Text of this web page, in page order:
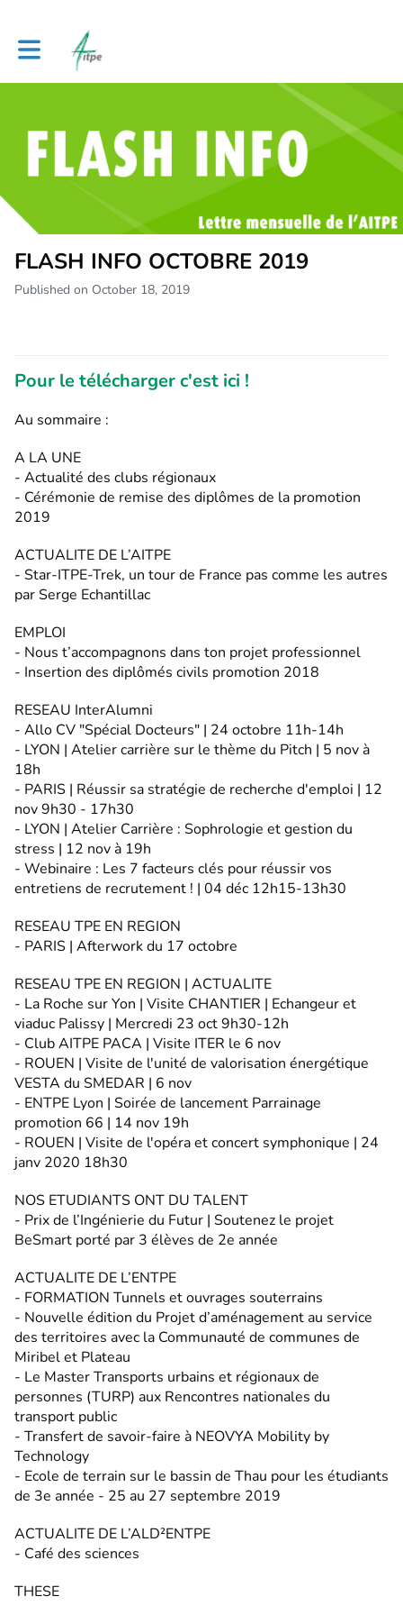
Toggle main navigation
FLASH INFO OCTOBRE 2019
Published on October 18, 2019
Pour le télécharger c'est ici !
Au sommaire :
A LA UNE
- Actualité des clubs régionaux
- Cérémonie de remise des diplômes de la promotion
2019
ACTUALITE DE L’AITPE
- Star-ITPE-Trek, un tour de France pas comme les autres
par Serge Echantillac
EMPLOI
- Nous t’accompagnons dans ton projet professionnel
- Insertion des diplômés civils promotion 2018
RESEAU InterAlumni
- Allo CV "Spécial Docteurs" | 24 octobre 11h-14h
- LYON | Atelier carrière sur le thème du Pitch | 5 nov à
18h
- PARIS | Réussir sa stratégie de recherche d'emploi | 12
nov 9h30 - 17h30
- LYON | Atelier Carrière : Sophrologie et gestion du
stress | 12 nov à 19h
- Webinaire : Les 7 facteurs clés pour réussir vos
entretiens de recrutement ! | 04 déc 12h15-13h30
RESEAU TPE EN REGION
- PARIS | Afterwork du 17 octobre
RESEAU TPE EN REGION | ACTUALITE
- La Roche sur Yon | Visite CHANTIER | Echangeur et
viaduc Palissy | Mercredi 23 oct 9h30-12h
- Club AITPE PACA | Visite ITER le 6 nov
- ROUEN | Visite de l'unité de valorisation énergétique
VESTA du SMEDAR | 6 nov
- ENTPE Lyon | Soirée de lancement Parrainage
promotion 66 | 14 nov 19h
- ROUEN | Visite de l'opéra et concert symphonique | 24
janv 2020 18h30
NOS ETUDIANTS ONT DU TALENT
- Prix de l’Ingénierie du Futur | Soutenez le projet
BeSmart porté par 3 élèves de 2e année
ACTUALITE DE L’ENTPE
- FORMATION Tunnels et ouvrages souterrains
- Nouvelle édition du Projet d’aménagement au service
des territoires avec la Communauté de communes de
Miribel et Plateau
- Le Master Transports urbains et régionaux de
personnes (TURP) aux Rencontres nationales du
transport public
- Transfert de savoir-faire à NEOVYA Mobility by
Technology
- Ecole de terrain sur le bassin de Thau pour les étudiants
de 3e année - 25 au 27 septembre 2019
ACTUALITE DE L’ALD²ENTPE
- Café des sciences
THESE